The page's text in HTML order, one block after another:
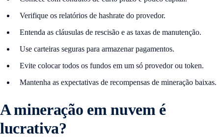
Verifique os relatórios de hashrate do provedor.
Entenda as cláusulas de rescisão e as taxas de manutenção.
Use carteiras seguras para armazenar pagamentos.
Evite colocar todos os fundos em um só provedor ou token.
Mantenha as expectativas de recompensas de mineração baixas.
A mineração em nuvem é
lucrativa?